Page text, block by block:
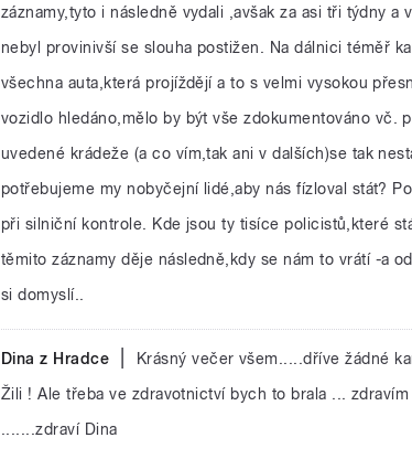
záznamy,tyto i následně vydali ,avšak za asi tři týdny a
nebyl provinivší se slouha postižen. Na dálnici téměř
všechna auta,která projíždějí a to s velmi vysokou
vozidlo hledáno,mělo by být vše zdokumentováno vč.
uvedené krádeže (a co vím,tak ani v dalších)se tak
potřebujeme my nobyčejní lidé,aby nás fízloval stát?
při silniční kontrole. Kde jsou ty tisíce policistů,které
těmito záznamy děje následně,kdy se nám to vrátí -a
si domyslí..
Dina z Hradce
Krásný večer všem.....dříve žádné
Žili ! Ale třeba ve zdravotnictví bych to brala ... zdravím
.......zdraví Dina